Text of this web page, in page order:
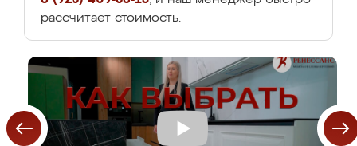
рассчитает стоимость.